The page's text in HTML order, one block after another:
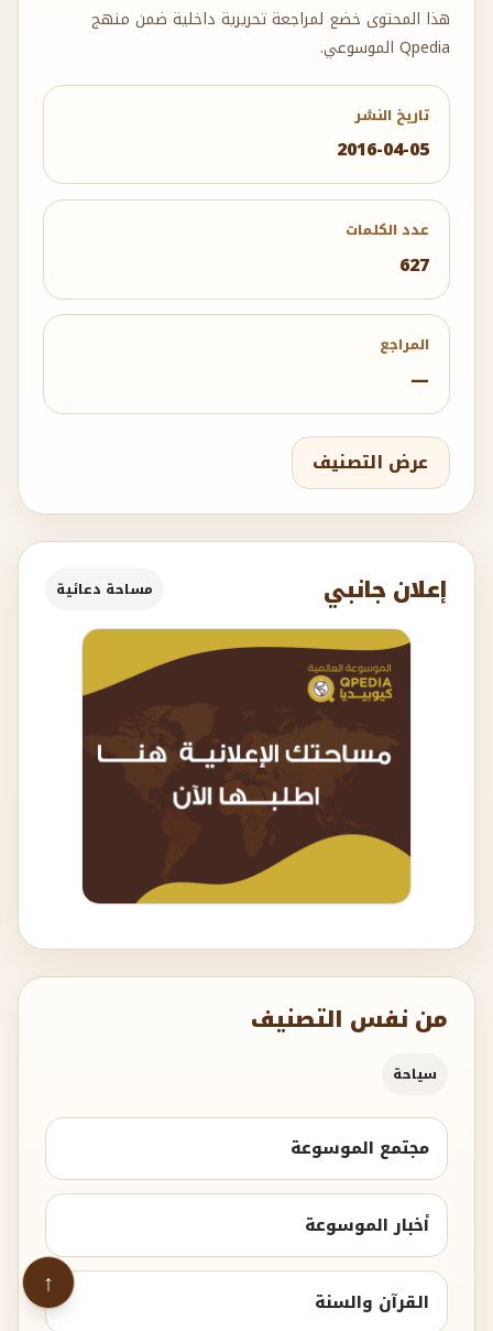
هذا المحتوى خضع لمراجعة تحريرية داخلية ضمن منهج
Qpedia الموسوعي.
تاريخ النشر
2016-04-05
عدد الكلمات
627
المراجع
—
عرض التصنيف
إعلان جانبي مساحة دعائية
من نفس التصنيف
سياحة
مجتمع الموسوعة
أخبار الموسوعة
القرآن والسنة ↑